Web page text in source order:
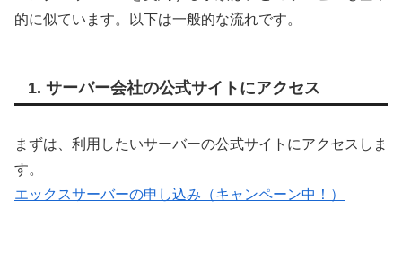
的に似ています。以下は一般的な流れです。
1. サーバー会社の公式サイトにアクセス
まずは、利用したいサーバーの公式サイトにアクセスしま
す。
エックスサーバーの申し込み（キャンペーン中！）